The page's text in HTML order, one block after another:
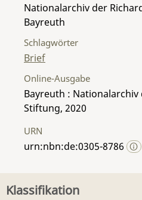
Nationalarchiv der
Bayreuth
Schlagwörter
Brief
Online-Ausgabe
Bayreuth :
Stiftung, 2020
URN
urn:nbn:de:0305-8786
Klassifikation